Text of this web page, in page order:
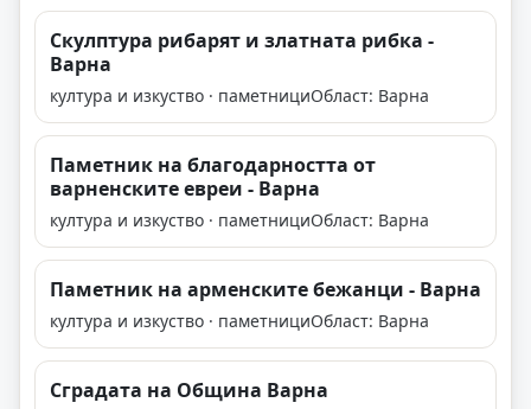
Скулптура рибарят и златната рибка -
Варна
култура и изкуство · паметнициОбласт: Варна
Паметник на благодарността от
варненските евреи - Варна
култура и изкуство · паметнициОбласт: Варна
Паметник на арменските бежанци - Варна
култура и изкуство · паметнициОбласт: Варна
Сградата на Община Варна